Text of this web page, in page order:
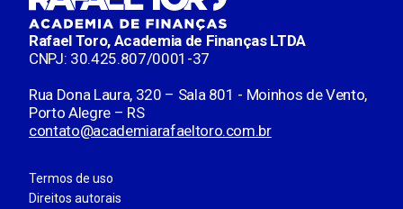
Rafael Toro, Academia de Finanças LTDA
CNPJ: 30.425.807/0001-37
Rua Dona Laura, 320 – Sala 801 - Moinhos de Vento,
Porto Alegre – RS
contato@academiarafaeltoro.com.br
Termos de uso
Direitos autorais